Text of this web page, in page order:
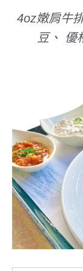
4oz嫩肩牛
豆、 優